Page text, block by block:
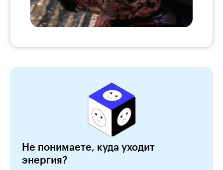
Не понимаете, куда уходит
энергия?